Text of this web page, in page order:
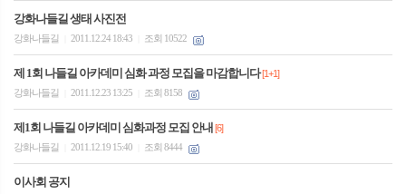
강화나들길 생태 사진전
강화나들길 2011.12.24 18:43 조회 10522
제 1회 나들길 아카데미 심화 과정 모집을 마감합니다[1+1]
강화나들길
2011.12.23 13:25 조회 8158
제1회 나들길 아카데미 심화과정 모집 안내[6]
강화나들길
2011.12.19 15:40 조회 8444
이사회 공지